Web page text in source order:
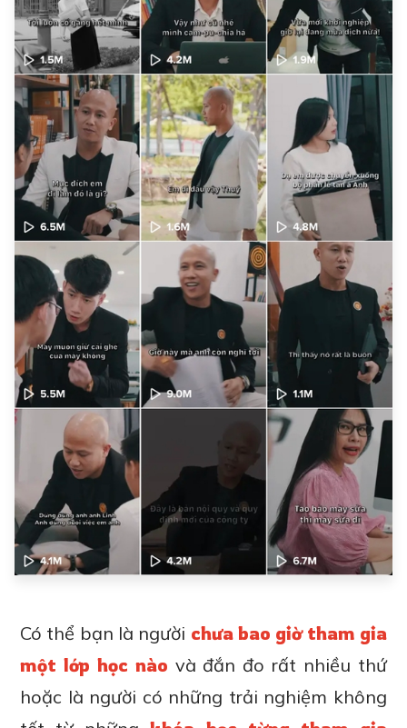
Có thể bạn là người chưa bao giờ tham gia
một lớp học nào và đắn đo rất nhiều thứ
hoặc là người có những trải nghiệm không